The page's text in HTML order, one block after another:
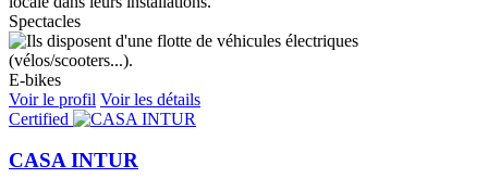
Spectacles
E-bikes
Voir le profil Voir les détails
Certified
CASA INTUR